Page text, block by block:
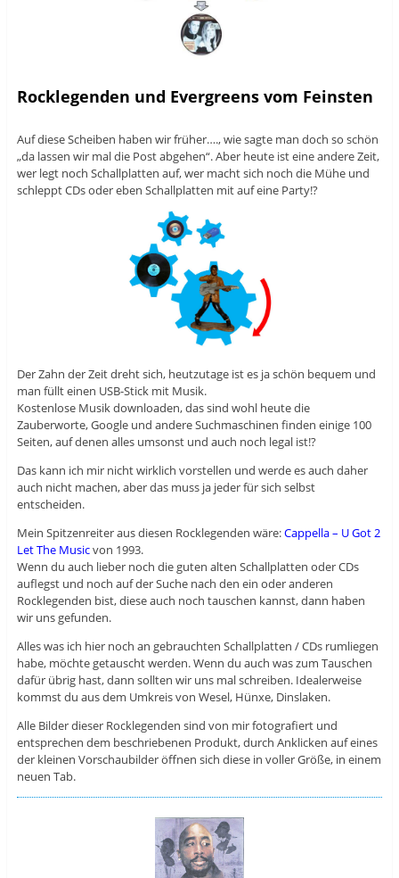
Rocklegenden und Evergreens vom Feinsten
Auf diese Scheiben haben wir früher…., wie sagte man doch so schön
„da lassen wir mal die Post abgehen“. Aber heute ist eine andere Zeit,
wer legt noch Schallplatten auf, wer macht sich noch die Mühe und
schleppt CDs oder eben Schallplatten mit auf eine Party!?
Der Zahn der Zeit dreht sich, heutzutage ist es ja schön bequem und
man füllt einen USB-Stick mit Musik.
Kostenlose Musik downloaden, das sind wohl heute die
Zauberworte, Google und andere Suchmaschinen finden einige 100
Seiten, auf denen alles umsonst und auch noch legal ist!?
Das kann ich mir nicht wirklich vorstellen und werde es auch daher
auch nicht machen, aber das muss ja jeder für sich selbst
entscheiden.
Mein Spitzenreiter aus diesen Rocklegenden wäre:Cappella – U Got 2
Let The Musicvon 1993.
Wenn du auch lieber noch die guten alten Schallplatten oder CDs
auflegst und noch auf der Suche nach den ein oder anderen
Rocklegenden bist, diese auch noch tauschen kannst, dann haben
wir uns gefunden.
Alles was ich hier noch an gebrauchten Schallplatten / CDs rumliegen
habe, möchte getauscht werden. Wenn du auch was zum Tauschen
dafür übrig hast, dann sollten wir uns mal schreiben. Idealerweise
kommst du aus dem Umkreis von Wesel, Hünxe, Dinslaken.
Alle Bilder dieser Rocklegenden sind von mir fotografiert und
entsprechen dem beschriebenen Produkt, durch Anklicken auf eines
der kleinen Vorschaubilder öffnen sich diese in voller Größe, in einem
neuen Tab.